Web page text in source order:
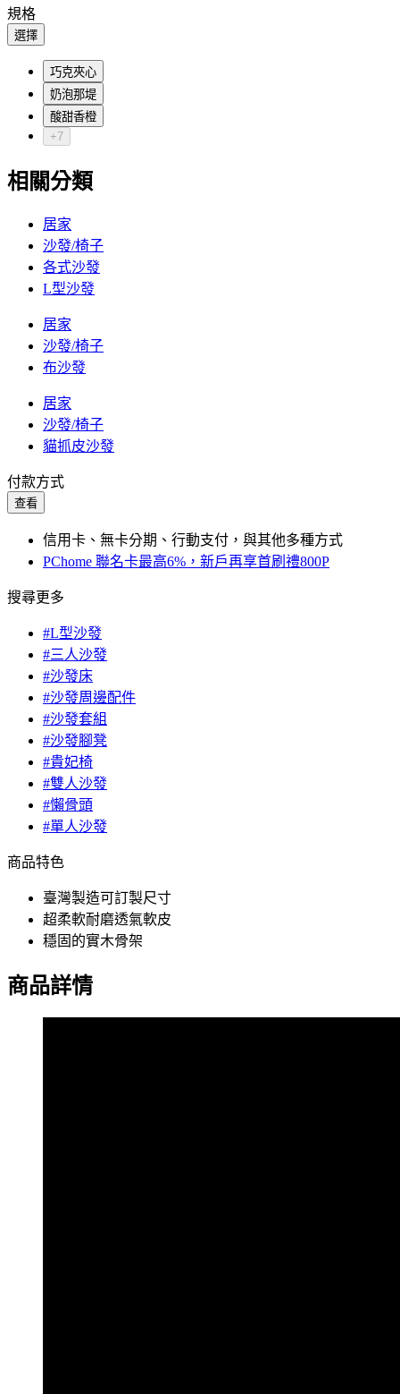
規格
選擇
巧克夾心
奶泡那堤
酸甜香橙
+7
相關分類
居家
沙發/椅子
各式沙發
L型沙發
居家
沙發/椅子
布沙發
居家
沙發/椅子
貓抓皮沙發
付款方式
查看
信用卡、無卡分期、行動支付，與其他多種方式
PChome 聯名卡最高6%，新戶再享首刷禮800P
搜尋更多
#L型沙發
#三人沙發
#沙發床
#沙發周邊配件
#沙發套組
#沙發腳凳
#貴妃椅
#雙人沙發
#懶骨頭
#單人沙發
商品特色
臺灣製造可訂製尺寸
超柔軟耐磨透氣軟皮
穩固的實木骨架
商品詳情